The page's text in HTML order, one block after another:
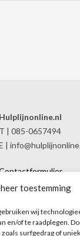
toestemming
wij
en/of te raadplegen.
surfgedrag of
Hulplijnonline.nl
T | 085-0657494
|
Hulplijnonline.nl